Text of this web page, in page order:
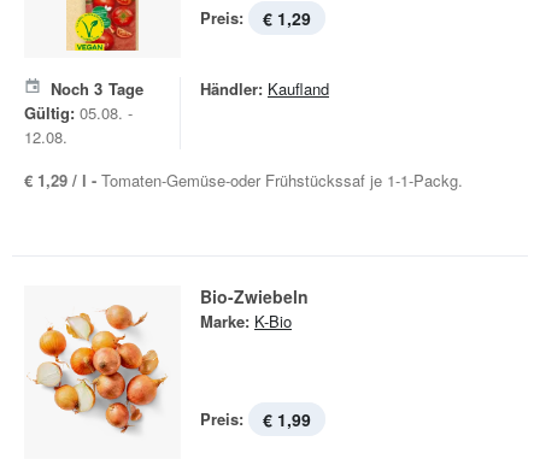
Preis: € 1,29
Noch 3 Tage
Gültig: 05.08. -
12.08.
Händler: Kaufland
€ 1,29 / l - Tomaten-Gemüse-oder Frühstückssaf je 1-1-Packg.
Bio-Zwiebeln
Marke: K-Bio
Preis: € 1,99